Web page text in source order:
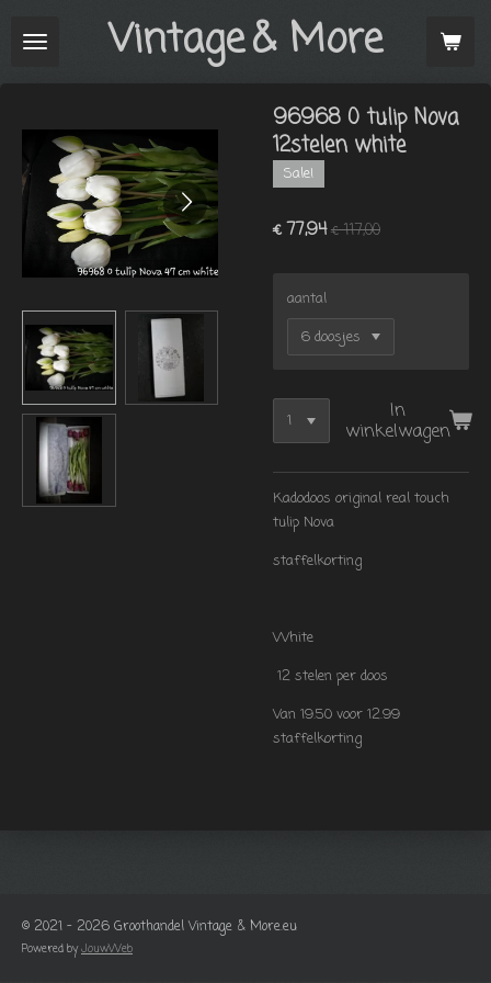
direct
Vintage& More
96968 0 tulip Nova
12stelen white
Sale!
€ 77,94€ 117,00
aantal
In
winkelwagen
Kadodoos original real touch
tulip Nova
staffelkorting
White
12 stelen per doos
Van 19.50 voor 12.99
staffelkorting
© 2021 - 2026 Groothandel Vintage & More.eu
Powered byJouwWeb